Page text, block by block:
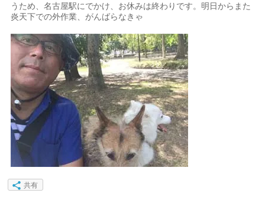
うため、名古屋駅にでかけ、お休みは終わりです。明日からまた
炎天下での外作業、がんばらなきゃ
共有